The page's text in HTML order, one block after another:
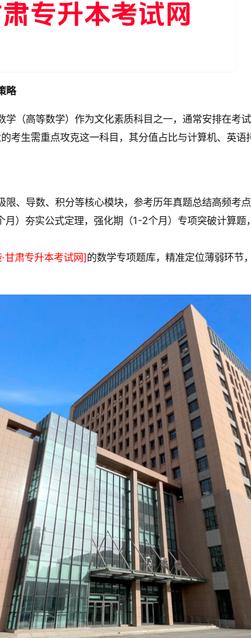
略
学（高等数学）作为文化素质科目之一，通常安排在考
考生需重点攻克这一科目，其分值占比与计算机、英语
、导数、积分等核心模块，参考历年真题总结高频考点
）夯实公式定理，强化期（1-2个月）专项突破计算题
甘肃专升本考试网]的数学专项题库，精准定位薄弱环节